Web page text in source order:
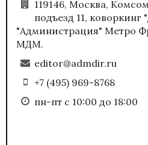
119146, Москва,
подъезд 11,
"Администрация" Метро
МДМ.
editor@admdir.ru
+7 (495) 969-8768
пн-пт с 10:00 до 18:00